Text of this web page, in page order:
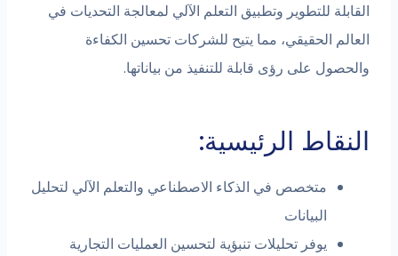
للتطوير وتطبيق التعلم الآلي لمعالجة التحديات في
الحقيقي، مما يتيح للشركات تحسين الكفاءة
على رؤى قابلة للتنفيذ من بياناتها.
الرئيسية:
متخصص في الذكاء الاصطناعي والتعلم الآلي لتحليل
يوفر تحليلات تنبؤية لتحسين العمليات التجارية